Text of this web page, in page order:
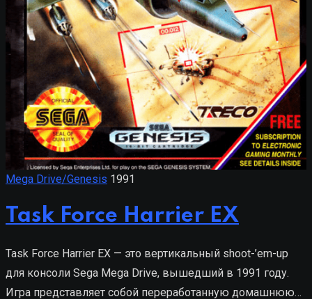
Mega Drive/Genesis 1991
Task Force Harrier EX
Task Force Harrier EX — это вертикальный shoot-’em-up
для консоли Sega Mega Drive, вышедший в 1991 году.
Игра представляет собой переработанную домашнюю…